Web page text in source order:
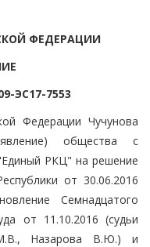
ФЕДЕРАЦИИ
ЭС17-7553
Федерации Чучунова
общества с
РКЦ" на решение
от 30.06.2016
Семнадцатого
от 11.10.2016 (судьи
Назарова В.Ю.) и